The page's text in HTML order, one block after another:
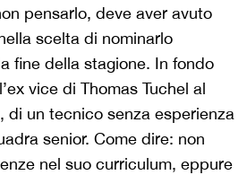
pensarlo, deve aver avuto
scelta di nominarlo
fine della stagione. In fondo
vice di Thomas Tuchel al
di un tecnico senza esperienza
senior. Come dire: non
nel suo curriculum, eppure